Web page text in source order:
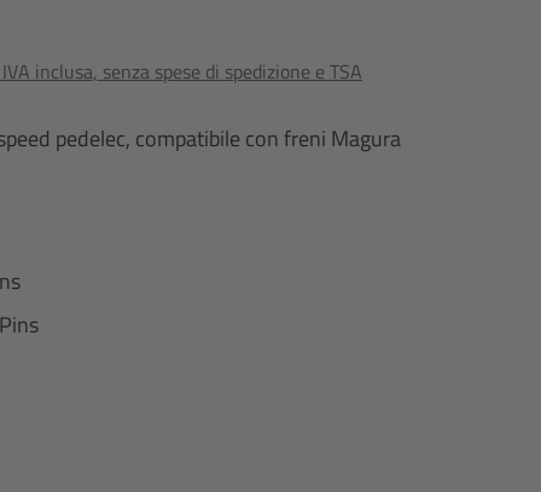
inclusa, senza spese di spedizione e TSA
pedelec, compatibile con freni Magura